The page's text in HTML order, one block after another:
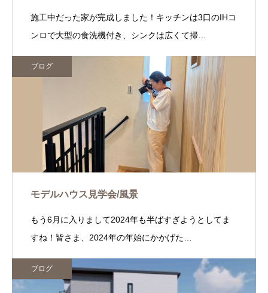
施工中だった家が完成しました！キッチンは3口のIHコ
ンロで大型の食洗機付き、シンクは広くて掃…
ブログ
モデルハウス見学会/風景
もう6月に入りまして2024年も半ばすぎようとしてま
すね！皆さま、2024年の年始にかかげた…
ブログ